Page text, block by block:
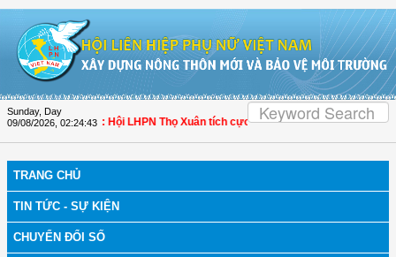
Sunday, Day
09/08/2026 02:24:44
| Thanh Hóa: Hội LHPN Thọ Xuân tích cực góp phần nâng cao tỷ lệ người
TRANG CHỦ
TIN TỨC - SỰ KIỆN
CHUYỂN ĐỔI SỐ